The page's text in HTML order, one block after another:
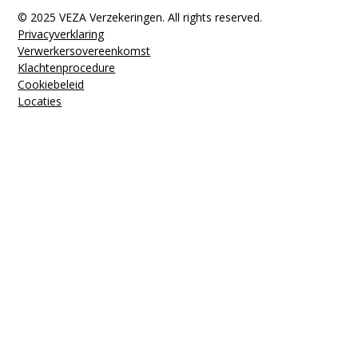
© 2025 VEZA Verzekeringen. All rights reserved.
Privacyverklaring
Verwerkers­overeenkomst
Klachten­procedure
Cookiebeleid
Locaties